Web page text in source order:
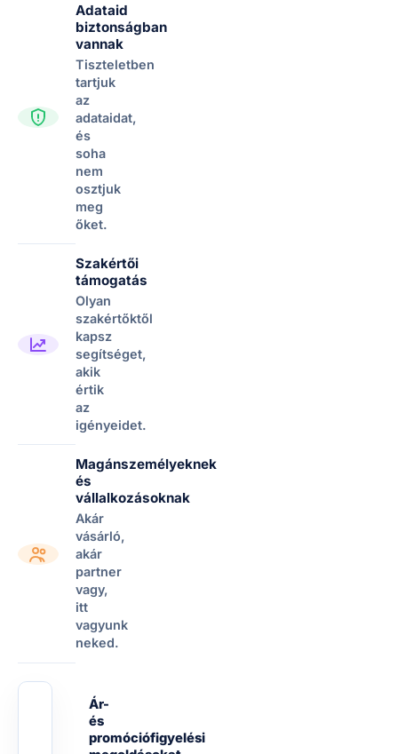
Adataid
biztonságban
vannak
Tiszteletben
tartjuk
az
adataidat,
és
soha
nem
osztjuk
meg
őket.
Szakértői
támogatás
Olyan
szakértőktől
kapsz
segítséget,
akik
értik
az
igényeidet.
Magánszemélyeknek
és
vállalkozásoknak
Akár
vásárló,
akár
partner
vagy,
itt
vagyunk
neked.
Ár-
és
promóciófigyelési